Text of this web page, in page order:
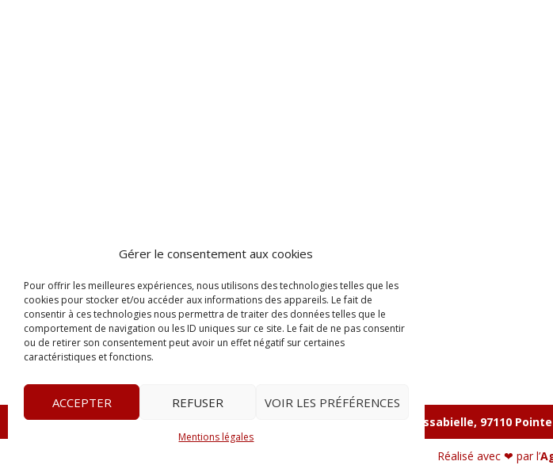
Gérer le consentement aux cookies
Pour offrir les meilleures expériences, nous utilisons des technologies telles que les
cookies pour stocker et/ou accéder aux informations des appareils. Le fait de
consentir à ces technologies nous permettra de traiter des données telles que le
comportement de navigation ou les ID uniques sur ce site. Le fait de ne pas consentir
ou de retirer son consentement peut avoir un effet négatif sur certaines
caractéristiques et fonctions.
ACCEPTER REFUSER VOIR LES PRÉFÉRENCES
Mentions légales
© 2023Le Probant Tour Massabielle, Rue Massabielle, 97110
Réalisé avec ❤ par l’